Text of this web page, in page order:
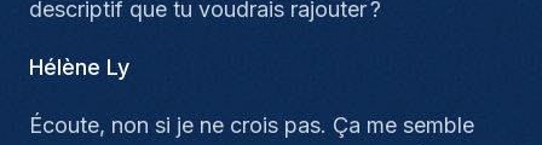
descriptif que tu voudrais rajouter ?
Hélène Ly
Écoute, non si je ne crois pas. Ça me semble